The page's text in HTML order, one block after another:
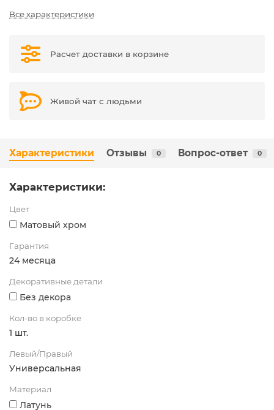
Все характеристики
Расчет доставки в корзине
Живой чат с людьми
Характеристики Отзывы 0 Вопрос-ответ 0
Характеристики:
Цвет
Матовый хром
Гарантия
24 месяца
Декоративные детали
Без декора
Кол-во в коробке
1 шт.
Левый/Правый
Универсальная
Материал
Латунь